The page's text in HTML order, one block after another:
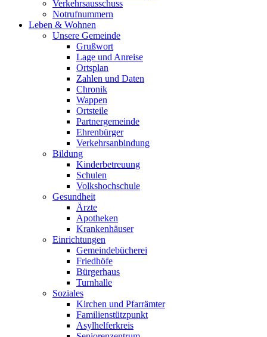
Verkehrsausschuss
Notrufnummern
Leben & Wohnen
Unsere Gemeinde
Grußwort
Lage und Anreise
Ortsplan
Zahlen und Daten
Chronik
Wappen
Ortsteile
Partnergemeinde
Ehrenbürger
Verkehrsanbindung
Bildung
Kinderbetreuung
Schulen
Volkshochschule
Gesundheit
Ärzte
Apotheken
Krankenhäuser
Einrichtungen
Gemeindebücherei
Friedhöfe
Bürgerhaus
Turnhalle
Soziales
Kirchen und Pfarrämter
Familienstützpunkt
Asylhelferkreis